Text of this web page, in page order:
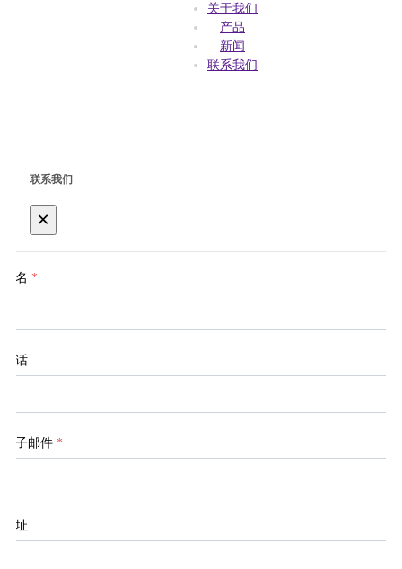
关于我们
产品
新闻
联系我们
联系我们
×
姓名 *
电话
电子邮件 *
地址